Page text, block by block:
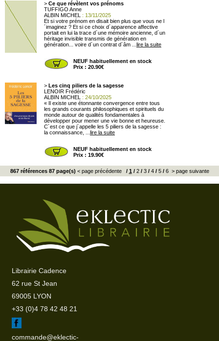
> Ce que révèlent vos prénoms
TUFFIGO Anne
ALBIN MICHEL
: 13/11/2025
Et si votre prénom en disait bien plus que vous ne l
´imaginez ? Et si ce choix d´apparence affective
portait en lui la trace d´une mémoire ancienne, d´un
héritage invisible transmis de génération en
génération... voire d´un contrat d´âm ... lire la suite
NEUF habituellement en stock
Prix : 20.90€
> Les cinq piliers de la sagesse
LENOIR Frédéric
ALBIN MICHEL
: 24/10/2025
« Il existe une étonnante convergence entre tous
les grands courants philosophiques et spirituels du
monde autour de qualités fondamentales à
développer pour mener une vie bonne et heureuse.
C´est ce que j´appelle les 5 piliers de la sagesse :
la connaissance, ... lire la suite
NEUF habituellement en stock
Prix : 19.90€
867 références 87 page(s) < page précédente/ 1 /2/3/4/5/6 > page suivante
Librairie Cadence
62 rue St Jean
69005 LYON
+33 (0)4 78 42 48 21
commande@eklectic-